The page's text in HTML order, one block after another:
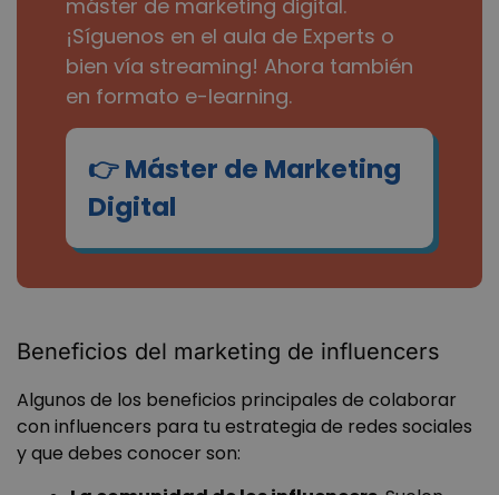
máster de marketing digital.
¡Síguenos en el aula de Experts o
bien vía streaming! Ahora también
en formato e-learning.
Máster de Marketing
Digital
Beneficios del marketing de influencers
Algunos de los beneficios principales de colaborar
con influencers para tu estrategia de redes sociales
y que debes conocer son: